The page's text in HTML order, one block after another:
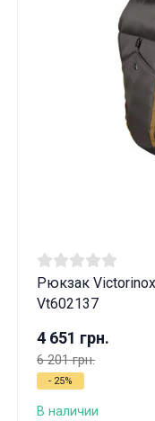
Рюкзак
Vt602137
4 651 грн.
6 201 грн.
- 25%
В наличии